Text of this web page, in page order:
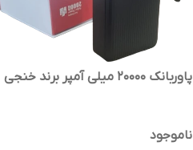
پاوربانک 20000 میلی آمپر برند خنجی
ناموجود